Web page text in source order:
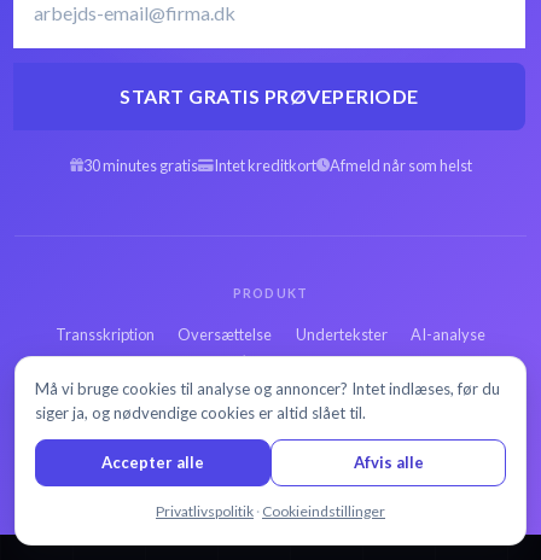
START GRATIS PRØVEPERIODE
30 minutes gratis Intet kreditkort Afmeld når som helst
PRODUKT
Transskription Oversættelse Undertekster AI-analyse
LØSNINGER
Virksomhed Sundhedsvæsen Juridisk Uddannelse
API-dokumentation Sikkerhedsfunktioner
Må vi bruge cookies til analyse og annoncer? Intet indlæses, før du
siger ja, og nødvendige cookies er altid slået til.
Accepter alle Afvis alle
Privatlivspolitik · Cookieindstillinger